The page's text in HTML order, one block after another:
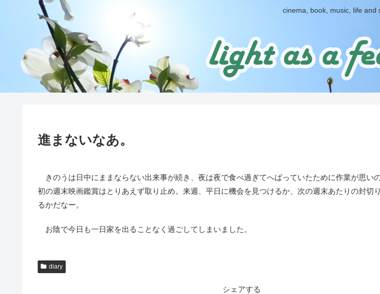
cinema, book, music, life and
進まないなあ。
きのうは日中にままならない出来事が続き、夜は夜で食べ過ぎてへばっていたために作業が思い
初の週末映画鑑賞はとりあえず取り止め。来週、平日に機会を見つけるか、次の週末あたりの封切
るかだなー。
お陰で今日も一日家を出ることなく過ごしてしまいました。
diary
シェアする